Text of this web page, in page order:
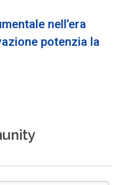
nell’era
potenzia la